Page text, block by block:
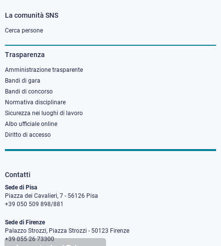
Footer
column
3
La comunità SNS
Cerca persone
Trasparenza
Amministrazione trasparente
Bandi di gara
Bandi di concorso
Normativa disciplinare
Sicurezza nei luoghi di lavoro
Albo ufficiale online
Diritto di accesso
Contatti
Sede di Pisa
Piazza dei Cavalieri, 7 - 56126 Pisa
+39 050 509 898/881
Sede di Firenze
Palazzo Strozzi, Piazza Strozzi - 50123 Firenze
+39 055 26 73300